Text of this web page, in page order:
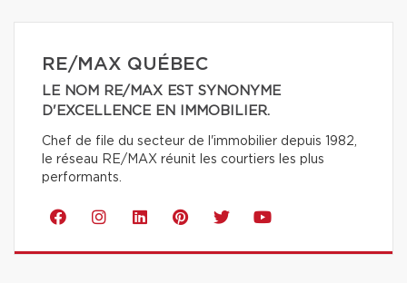
RE/MAX QUÉBEC
LE NOM RE/MAX EST SYNONYME
D'EXCELLENCE EN IMMOBILIER.
Chef de file du secteur de l'immobilier depuis 1982,
le réseau RE/MAX réunit les courtiers les plus
performants.